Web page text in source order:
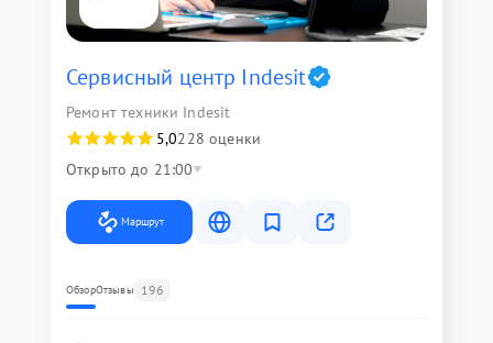
Сервисный центр Indesit
Ремонт техники Indesit
5,0228 оценки
Открыто до 21:00
Маршрут
ОбзорОтзывы 196